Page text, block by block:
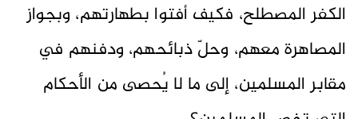
الكفر المصطلح، فكيف أفتوا بطهارتهم، وبجواز
المصاهرة معهم، وحلّ ذبائحهم، ودفنهم في
مقابر المسلمين، إلى ما لا يُحصى من الأحكام